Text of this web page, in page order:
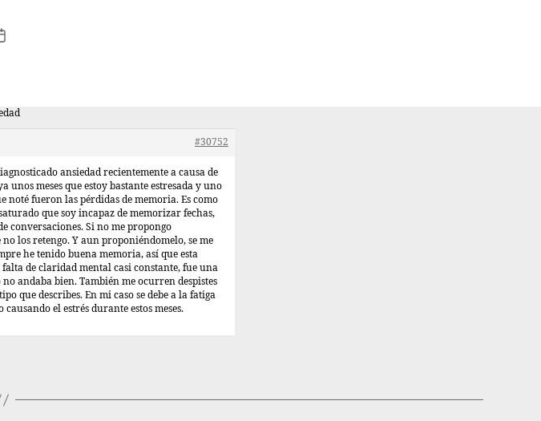
#30752
ansiedad recientemente a causa de
unos meses que estoy bastante estresada y uno
noté fueron las pérdidas de memoria. Es como
que soy incapaz de memorizar fechas,
conversaciones. Si no me propongo
los retengo. Y aun proponiéndomelo, se me
he tenido buena memoria, así que esta
de claridad mental casi constante, fue una
andaba bien. También me ocurren despistes
que describes. En mi caso se debe a la fatiga
el estrés durante estos meses.